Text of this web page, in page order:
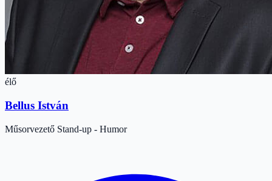
élő
Bellus István
Műsorvezető Stand-up - Humor